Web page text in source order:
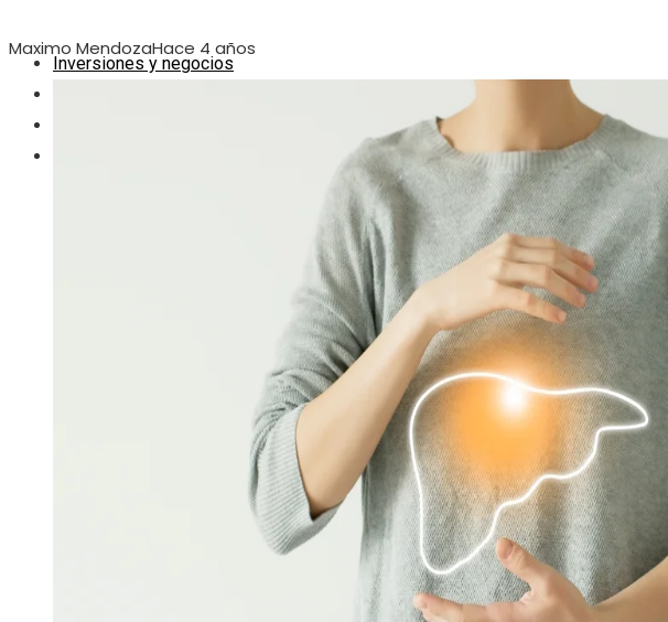
Inversiones y negocios
Maximo MendozaHace 4 años